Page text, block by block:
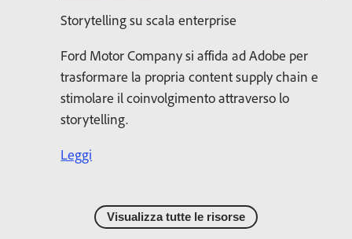
Storytelling su scala enterprise
Ford Motor Company si affida ad Adobe per
trasformare la propria content supply chain e
stimolare il coinvolgimento attraverso lo
storytelling.
Leggi
Visualizza tutte le risorse